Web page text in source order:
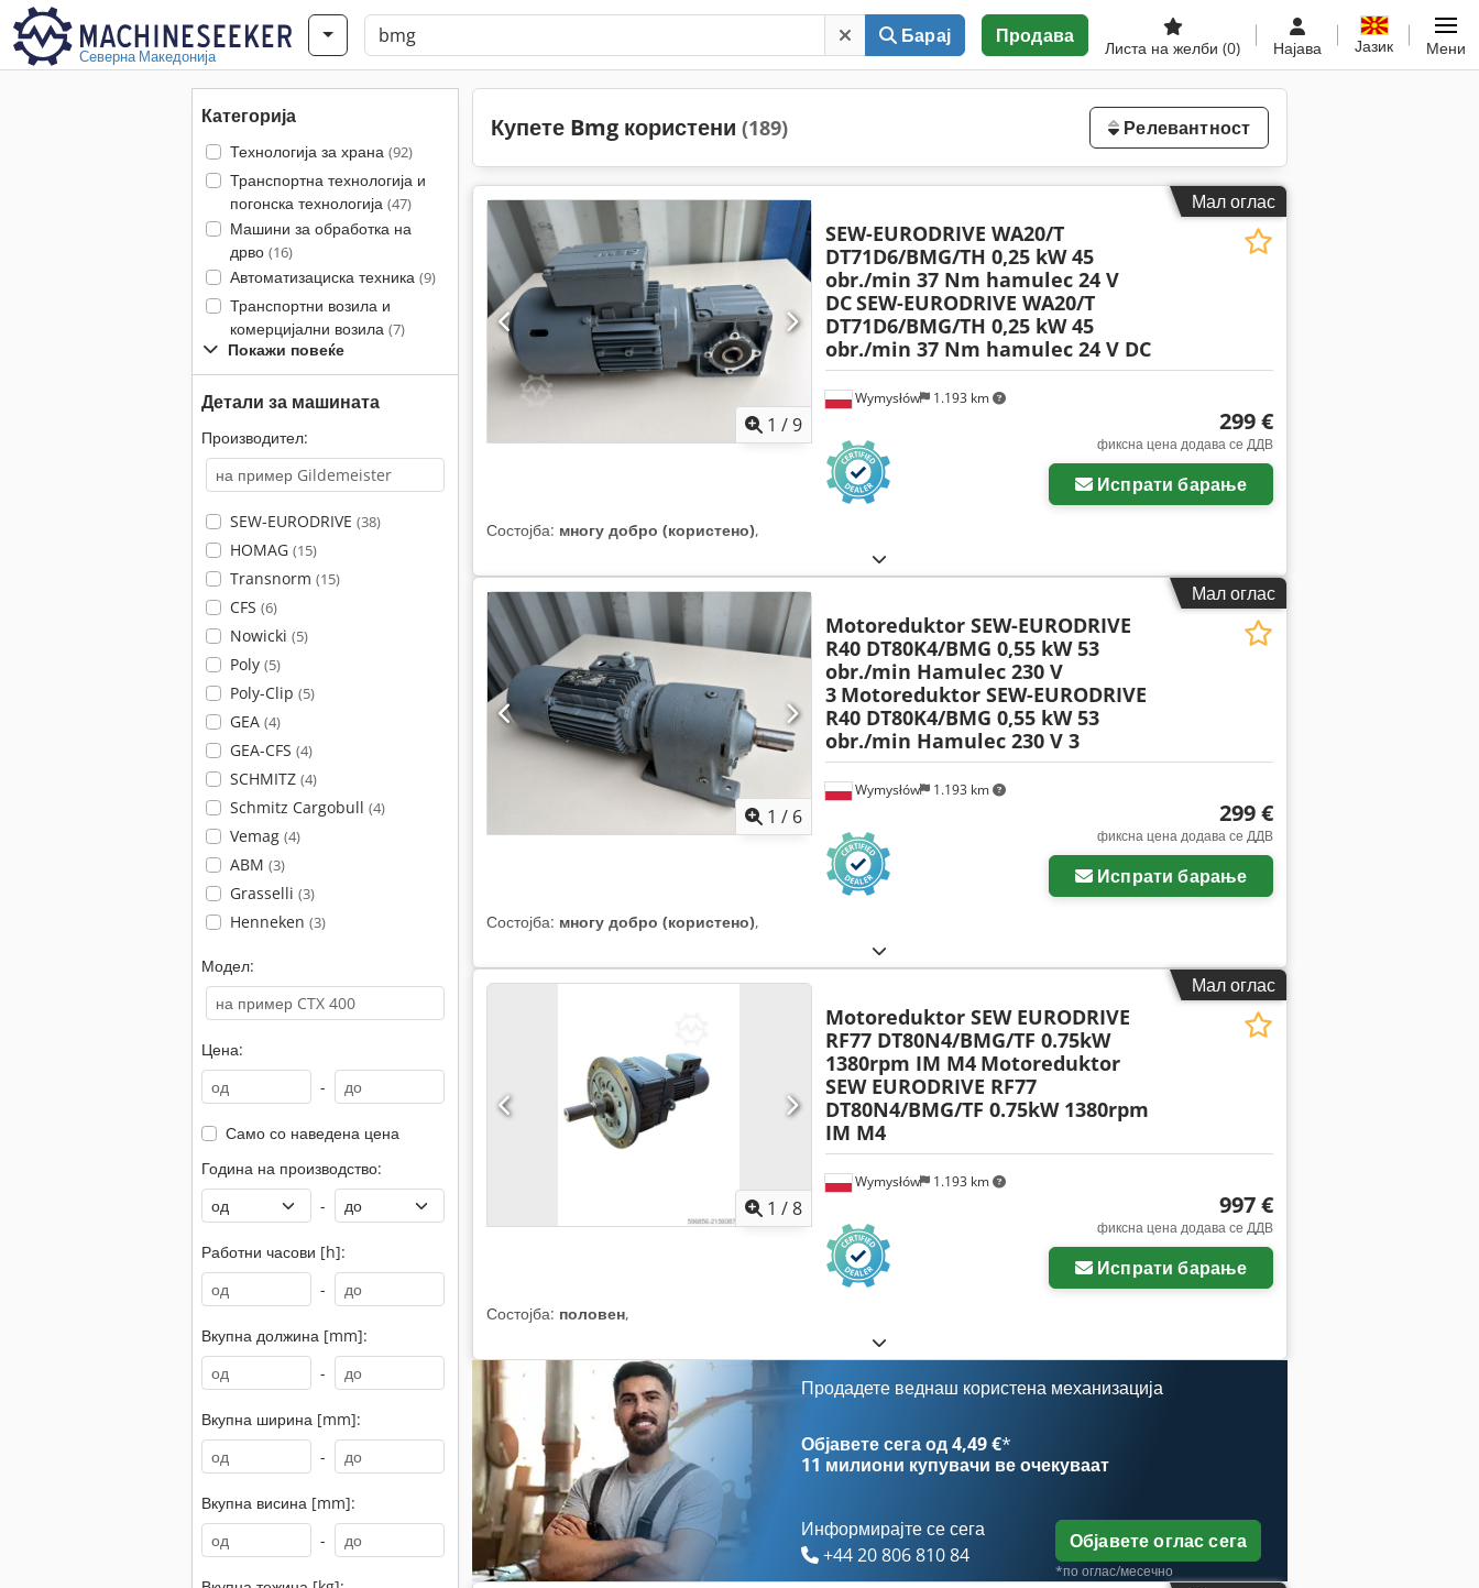
Северна Македонија
Барај Продава
Листа на желби (0) Најава Јазик Мени
Категорија
Технологија за храна (92)
Транспортна технологија и
погонска технологија (47)
Машини за обработка на
дрво (16)
Автоматизациска техника (9)
Транспортни возила и
комерцијални возила (7)
Покажи повеќе
Детали за машината
Производител:
SEW-EURODRIVE (38)
HOMAG (15)
Transnorm (15)
CFS (6)
Nowicki (5)
Poly (5)
Poly-Clip (5)
GEA (4)
GEA-CFS (4)
SCHMITZ (4)
Schmitz Cargobull (4)
Vemag (4)
ABM (3)
Grasselli (3)
Henneken (3)
Модел:
Цена:
-
Само со наведена цена
Година на производство:
-
Работни часови [h]:
-
Вкупна должина [mm]:
-
Вкупна ширина [mm]:
-
Вкупна висина [mm]:
-
Купете Bmg користени (189) Релевантност
Мал оглас
1 /9
Wymysłów 1.193 km
SEW-EURODRIVE WA20/T
DT71D6/BMG/TH 0,25 kW 45
obr./min 37 Nm hamulec 24 V
DCSEW-EURODRIVE WA20/T
DT71D6/BMG/TH 0,25 kW 45
obr./min 37 Nm hamulec 24 V DC
299 €
фиксна цена додава се ДДВ
Испрати барање
Состојба: многу добро (користено),
Мал оглас
1 / 6
Wymysłów 1.193 km
Motoreduktor SEW-EURODRIVE
R40 DT80K4/BMG 0,55 kW 53
obr./min Hamulec 230 V
3 Motoreduktor SEW-EURODRIVE
R40 DT80K4/BMG 0,55 kW 53
obr./min Hamulec 230 V 3
299 €
фиксна цена додава се ДДВ
Испрати барање
Состојба: многу добро (користено),
Мал оглас
1 /8
Wymysłów 1.193 km
Motoreduktor SEW EURODRIVE
RF77 DT80N4/BMG/TF 0.75kW
1380rpm IM M4 Motoreduktor
SEW EURODRIVE RF77
DT80N4/BMG/TF 0.75kW 1380rpm
IM M4
997 €
фиксна цена додава се ДДВ
Испрати барање
Состојба: половен,
Продадете веднаш користена механизација
Објавете сега од 4,49 €*
11 милиони купувачи ве очекуваат
Информирајте се сега
+44 20 806 810 84
Објавете оглас сега
*по оглас/месечно